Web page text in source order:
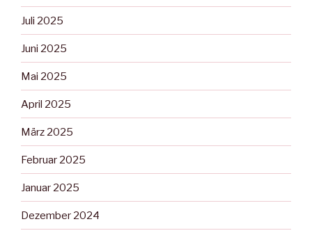
Juli 2025
Juni 2025
Mai 2025
April 2025
März 2025
Februar 2025
Januar 2025
Dezember 2024